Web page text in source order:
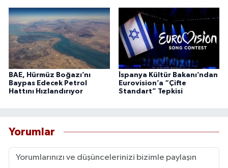
BAE, Hürmüz Boğazı’nı
Baypas Edecek Petrol
Hattını Hızlandırıyor
İspanya Kültür Bakanı’ndan
Eurovision’a “Çifte
Standart” Tepkisi
Yorumlar